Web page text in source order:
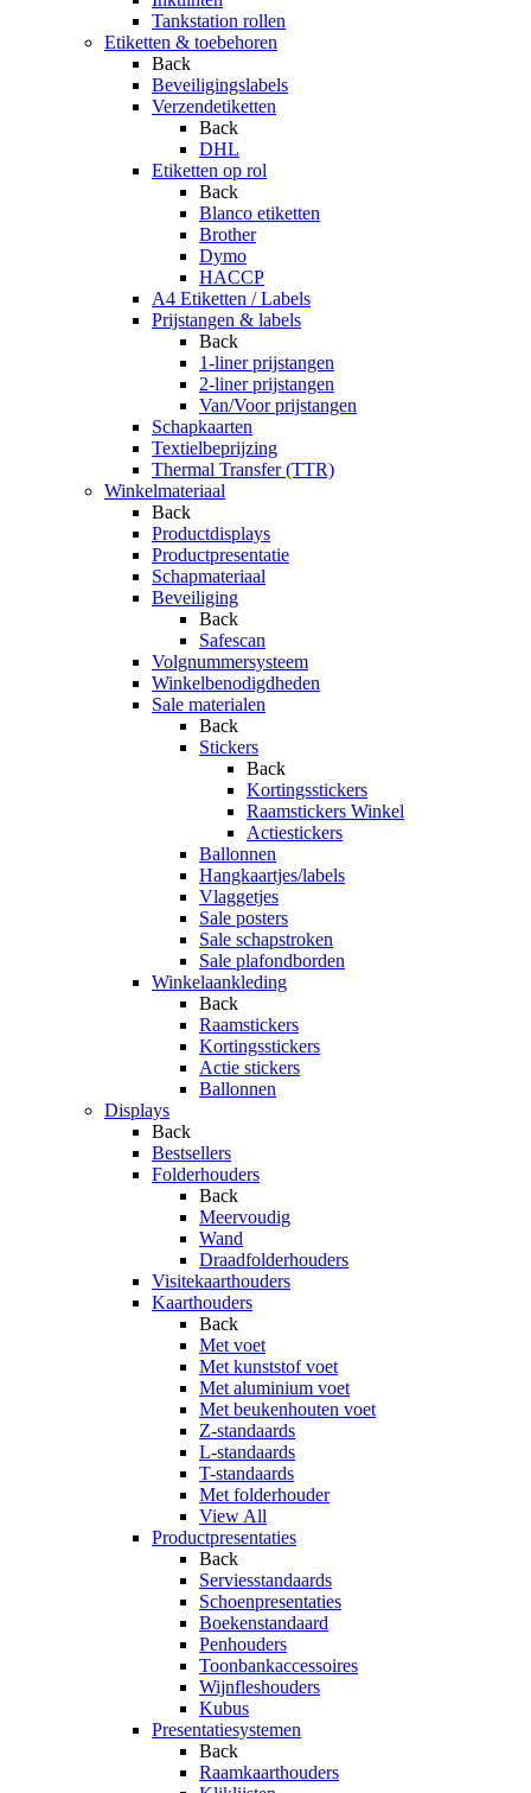
Tankstation rollen
Etiketten & toebehoren
Back
Beveiligingslabels
Verzendetiketten
Back
DHL
Etiketten op rol
Back
Blanco etiketten
Brother
Dymo
HACCP
A4 Etiketten / Labels
Prijstangen & labels
Back
1-liner prijstangen
2-liner prijstangen
Van/Voor prijstangen
Schapkaarten
Textielbeprijzing
Thermal Transfer (TTR)
Winkelmateriaal
Back
Productdisplays
Productpresentatie
Schapmateriaal
Beveiliging
Back
Safescan
Volgnummersysteem
Winkelbenodigdheden
Sale materialen
Back
Stickers
Back
Kortingsstickers
Raamstickers Winkel
Actiestickers
Ballonnen
Hangkaartjes/labels
Vlaggetjes
Sale posters
Sale schapstroken
Sale plafondborden
Winkelaankleding
Back
Raamstickers
Kortingsstickers
Actie stickers
Ballonnen
Displays
Back
Bestsellers
Folderhouders
Back
Meervoudig
Wand
Draadfolderhouders
Visitekaarthouders
Kaarthouders
Back
Met voet
Met kunststof voet
Met aluminium voet
Met beukenhouten voet
Z-standaards
L-standaards
T-standaards
Met folderhouder
View All
Productpresentaties
Back
Serviesstandaards
Schoenpresentaties
Boekenstandaard
Penhouders
Toonbankaccessoires
Wijnfleshouders
Kubus
Presentatiesystemen
Back
Raamkaarthouders